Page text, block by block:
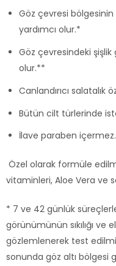
Göz çevresi bölgesinin
yardımcı olur.*
Göz çevresindeki
olur.**
Canlandırıcı salatalık
Bütün cilt türlerinde
İlave paraben
Özel olarak formüle
vitaminleri, Aloe Vera ve
* 7 ve 42 günlük
görünümünün sıkılığı
gözlemlenerek test
sonunda göz altı bölgesi